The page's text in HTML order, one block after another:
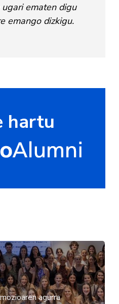
ematen digu
emango dizkigu.
hartu
agurra